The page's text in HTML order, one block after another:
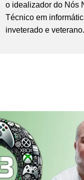
o idealizador do Nós
Técnico em
inveterado e veterano.